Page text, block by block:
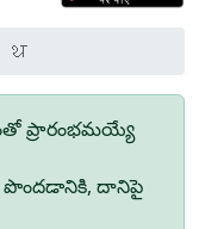
थ
ప్రారంభమయ్యే
పొందడానికి, దానిపై